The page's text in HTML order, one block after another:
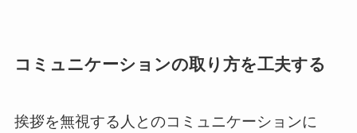
コミュニケーションの取り方を工夫する
挨拶を無視する人とのコミュニケーションに